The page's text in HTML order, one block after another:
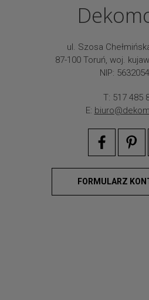
ul. Szosa
87-100 Toruń, woj.
NIP:
T: 517 485
E:
FORMULARZ